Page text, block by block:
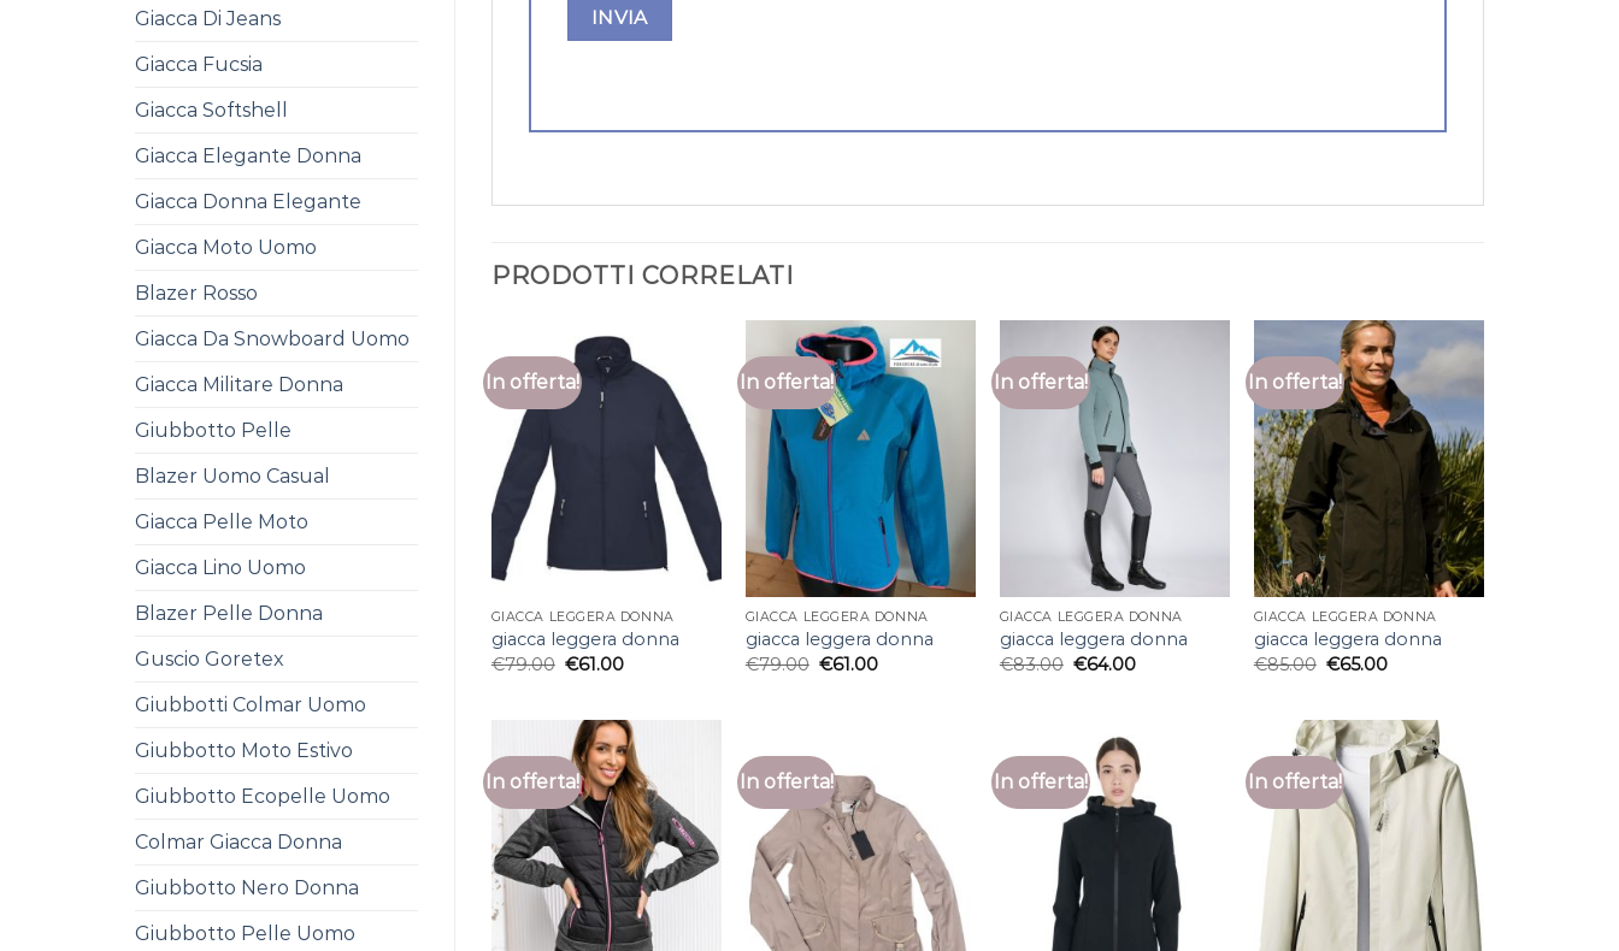
Giacca Di Jeans
Giacca Fucsia
Giacca Softshell
Giacca Elegante Donna
Giacca Donna Elegante
Giacca Moto Uomo
Blazer Rosso
Giacca Da Snowboard Uomo
Giacca Militare Donna
Giubbotto Pelle
Blazer Uomo Casual
Giacca Pelle Moto
Giacca Lino Uomo
Blazer Pelle Donna
Guscio Goretex
Giubbotti Colmar Uomo
Giubbotto Moto Estivo
Giubbotto Ecopelle Uomo
Colmar Giacca Donna
Giubbotto Nero Donna
Giubbotto Pelle Uomo
PRODOTTI CORRELATI
In offerta!
GIACCA LEGGERA DONNA
giacca leggera donna
€79.00 €61.00
In offerta!
GIACCA LEGGERA DONNA
giacca leggera donna
€79.00 €61.00
In offerta!
GIACCA LEGGERA DONNA
giacca leggera donna
€83.00 €64.00
In offerta!
GIACCA LEGGERA DONNA
giacca leggera donna
€85.00 €65.00
In offerta! In offerta! In offerta! In offerta!